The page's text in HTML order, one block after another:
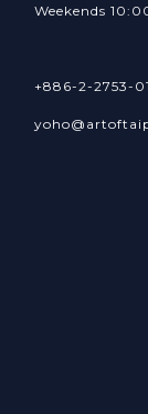
Weekends
+886-2-2753-